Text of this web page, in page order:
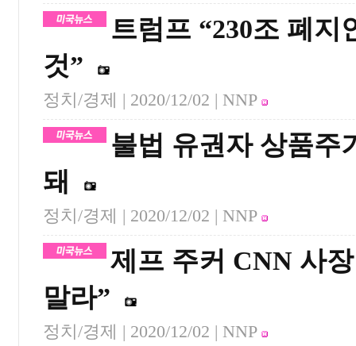
트럼프 “230조 폐
것”
정치/경제 | 2020/12/02 | NNP
불법 유권자 상품주
돼
정치/경제 | 2020/12/02 | NNP
제프 주커 CNN 사
말라”
정치/경제 | 2020/12/02 | NNP